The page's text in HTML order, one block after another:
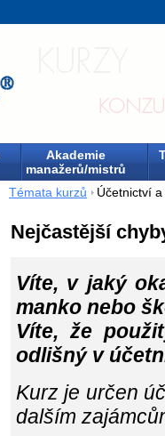
Akademie
manažerů/mistrů
Témata kurzů Účetnictví
Nejčastější
Víte, v jaký
manko nebo
Víte, že
odlišný v
Kurz je určen
dalším